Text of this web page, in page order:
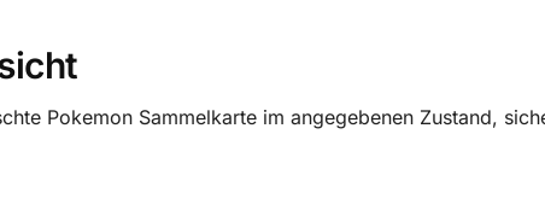
Pokemon Sammelkarte im angegebenen Zustand,